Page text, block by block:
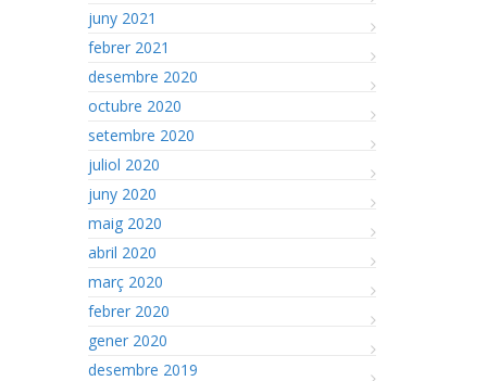
juny 2021
febrer 2021
desembre 2020
octubre 2020
setembre 2020
juliol 2020
juny 2020
maig 2020
abril 2020
març 2020
febrer 2020
gener 2020
desembre 2019